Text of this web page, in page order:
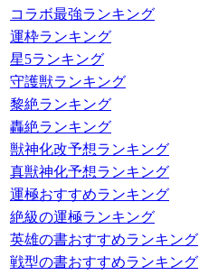
コラボ最強ランキング
運枠ランキング
星5ランキング
守護獣ランキング
黎絶ランキング
轟絶ランキング
獣神化改予想ランキング
真獣神化予想ランキング
運極おすすめランキング
絶級の運極ランキング
英雄の書おすすめランキング
戦型の書おすすめランキング